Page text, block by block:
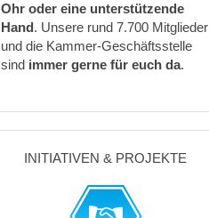
Ohr oder eine unterstützende
Hand. Unsere rund 7.700 Mitglieder
und die Kammer-Geschäftsstelle
sind immer gerne für euch da.
INITIATIVEN & PROJEKTE